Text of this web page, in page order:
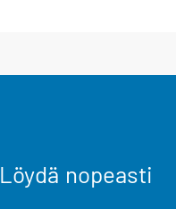
Löydä nopeasti